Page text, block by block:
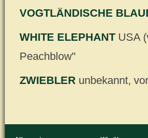
VOGTLÄNDISCHE
WHITE ELEPHANTUSA
Peachblow"
ZWIEBLER unbekannt,